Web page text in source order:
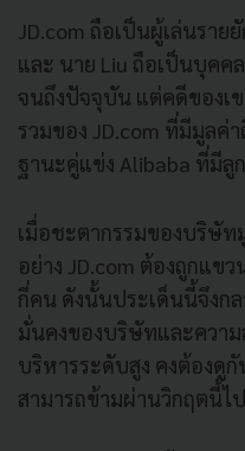
JD.com ถือเป็นผู้เล่นราย
และ นาย Liu ถือเป็นบุคค
จนถึงปัจจุบัน แต่คดีของเ
รวมของ JD.com ที่มีมูลค่
ฐานะคู่แข่ง Alibaba ที่มีลู
เมื่อชะตากรรมของบริษั
อย่าง JD.com ต้องถูกแข
กี่คน ดังนั้นประเด็นนี้จึงก
มั่นคงของบริษัทและควา
บริหารระดับสูง คงต้องดู
สามารถข้ามผ่านวิกฤตนี้ไ